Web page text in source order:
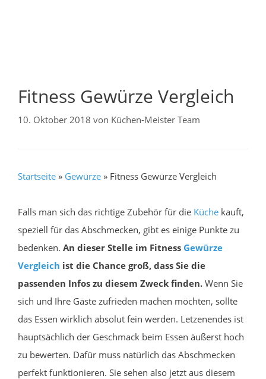
Fitness Gewürze Vergleich
10. Oktober 2018 von Küchen-Meister Team
Startseite » Gewürze » Fitness Gewürze Vergleich
Falls man sich das richtige Zubehör für die Küche kauft,
speziell für das Abschmecken, gibt es einige Punkte zu
bedenken. An dieser Stelle im Fitness Gewürze
Vergleich ist die Chance groß, dass Sie die
passenden Infos zu diesem Zweck finden. Wenn Sie
sich und Ihre Gäste zufrieden machen möchten, sollte
das Essen wirklich absolut fein werden. Letzenendes ist
hauptsächlich der Geschmack beim Essen äußerst hoch
zu bewerten. Dafür muss natürlich das Abschmecken
perfekt funktionieren. Sie sehen also jetzt aus diesem